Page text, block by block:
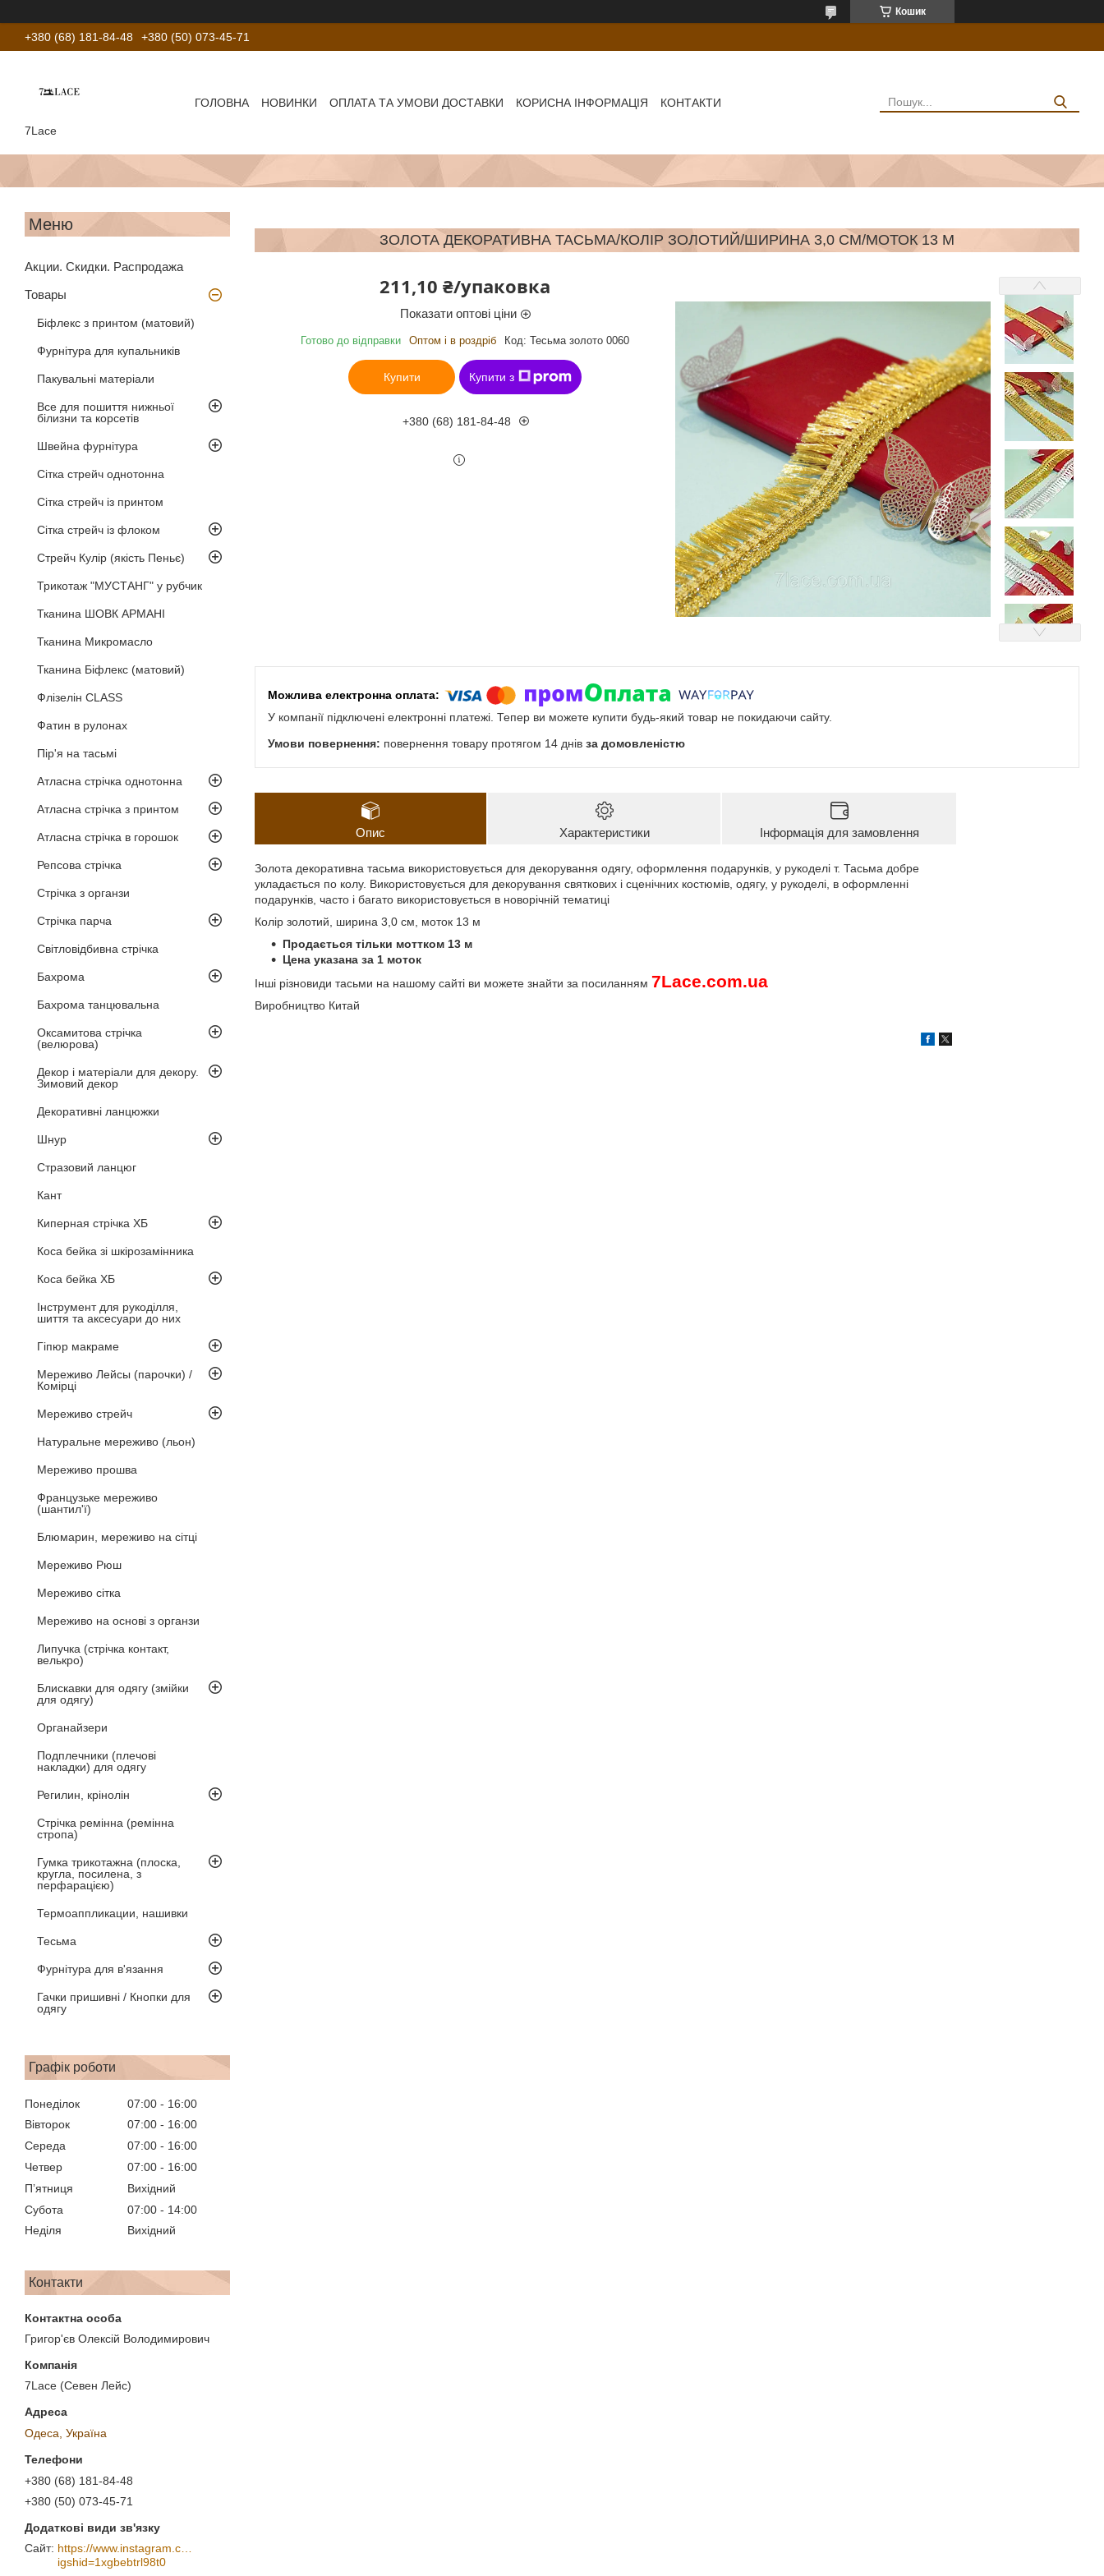
Кошик
+380 (68) 181-84-48 +380 (50) 073-45-71
7Lace
ГОЛОВНА НОВИНКИ ОПЛАТА ТА УМОВИ ДОСТАВКИ КОРИСНА ІНФОРМАЦІЯ КОНТАКТИ
Акции. Скидки. Распродажа
Товары
Біфлекс з принтом (матовий)
Фурнітура для купальників
Пакувальні матеріали
Все для пошиття нижньої
білизни та корсетів
Швейна фурнітура
Сітка стрейч однотонна
Сітка стрейч із принтом
Сітка стрейч із флоком
Стрейч Кулір (якість Пеньє)
Трикотаж "МУСТАНГ" у рубчик
Тканина ШОВК АРМАНІ
Тканина Микромасло
Тканина Біфлекс (матовий)
Флізелін CLASS
Фатин в рулонах
Пір'я на тасьмі
Атласна стрічка однотонна
Атласна стрічка з принтом
Атласна стрічка в горошок
Репсова стрічка
Стрічка з органзи
Стрічка парча
Світловідбивна стрічка
Бахрома
Бахрома танцювальна
Оксамитова стрічка
(велюрова)
Декор і матеріали для декору.
Зимовий декор
Декоративні ланцюжки
Шнур
Стразовий ланцюг
Кант
Киперная стрічка ХБ
Коса бейка зі шкірозамінника
Коса бейка ХБ
Інструмент для рукоділля,
шиття та аксесуари до них
Гіпюр макраме
Мереживо Лейсы (парочки) /
Комірці
Мереживо стрейч
Натуральне мереживо (льон)
Мереживо прошва
Французьке мереживо
(шантил'ї)
Блюмарин, мереживо на сітці
Мереживо Рюш
Мереживо сітка
Мереживо на основі з органзи
Липучка (стрічка контакт,
велькро)
Блискавки для одягу (змійки
для одягу)
Органайзери
Подплечники (плечові
накладки) для одягу
Регилин, крінолін
Стрічка ремінна (ремінна
стропа)
Гумка трикотажна (плоска,
кругла, посилена, з
перфарацією)
Термоаппликации, нашивки
Тесьма
Фурнітура для в'язання
Гачки пришивні / Кнопки для
одягу
Графік роботи
Понеділок 07:00
16:00
Вівторок
07:00
16:00
Середа
07:00
16:00
Четвер
07:00
16:00
Пʼятниця
Вихідний
Субота
07:00
14:00
Неділя
Вихідний
Контакти
Григор'єв Олексій Володимирович
7Lace (Севен Лейс)
Одеса, Україна
+380 (68) 181-84-48
+380 (50) 073-45-71
https://www.instagram.com/7_lace/?
igshid=1xgbebtrl98t0
ЗОЛОТА ДЕКОРАТИВНА ТАСЬМА/КОЛІР ЗОЛОТИЙ/ШИРИНА 3,0 СМ/МОТОК 13 М
211,10 ₴/упаковка
Показати оптові ціни
Готово до відправки Оптом і в роздріб Код: Тесьма золото 0060
Купити Купити з
+380 (68) 181-84-48
У компанії підключені електронні платежі. Тепер ви можете купити будь-який товар не покидаючи сайту.
повернення товару протягом 14 днів за домовленістю
Опис Характеристики Інформація для замовлення
Золота декоративна тасьма використовується для декорування одягу, оформлення подарунків, у рукоделі т. Тасьма добре
укладається по колу. Використовується для декорування святкових і сценічних костюмів, одягу, у рукоделі, в оформленні
подарунків, часто і багато використовується в новорічній тематиці
Колір золотий, ширина 3,0 см, моток 13 м
Продається тільки моттком 13 м
Цена указана за 1 моток
Інші різновиди тасьми на нашому сайті ви можете знайти за посиланням 7Lace.com.ua
Виробництво Китай